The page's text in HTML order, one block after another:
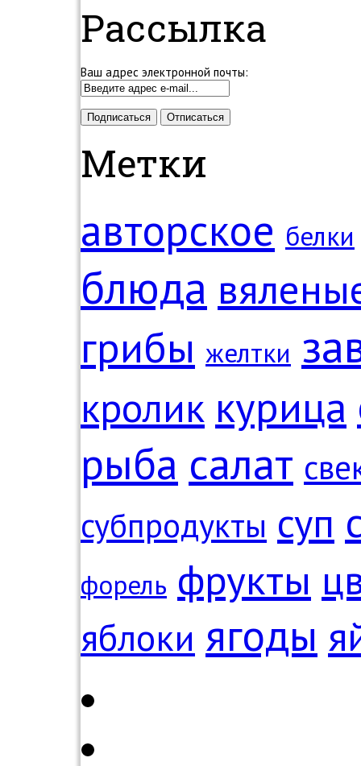
Рассылка
Ваш адрес электронной почты:
Метки
авторское белки
блюда
грибы желтки
кролик курица
рыба салат
субпродукты суп
форель фрукты
яблоки ягоды